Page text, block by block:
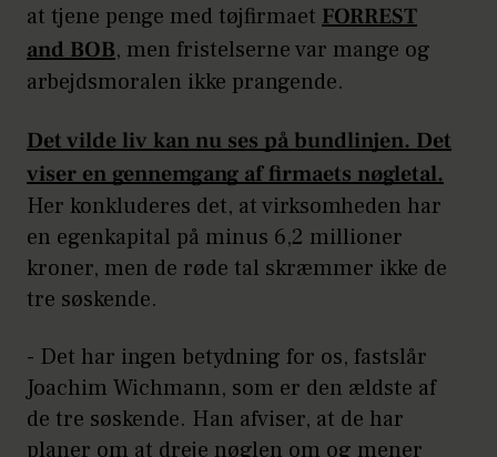
at tjene penge med tøjfirmaet FORREST
and BOB, men fristelserne var mange og
arbejdsmoralen ikke prangende.
Det vilde liv kan nu ses på bundlinjen. Det
viser en gennemgang af firmaets nøgletal.
Her konkluderes det, at virksomheden har
en egenkapital på minus 6,2 millioner
kroner, men de røde tal skræmmer ikke de
tre søskende.
- Det har ingen betydning for os, fastslår
Joachim Wichmann, som er den ældste af
de tre søskende. Han afviser, at de har
planer om at dreje nøglen om og mener